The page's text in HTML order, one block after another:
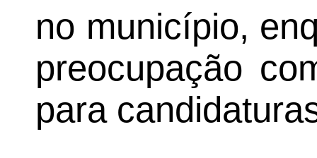
no município,
preocupação
para